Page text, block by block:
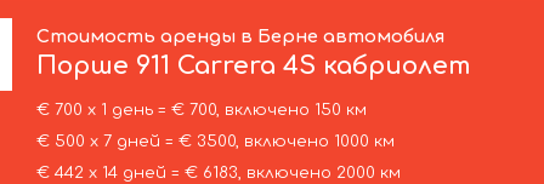
Стоимость аренды в Берне автомобиля
Порше 911 Carrera 4S кабриолет
€ 700 х 1 день = € 700, включено 150 км
€ 500 х 7 дней = € 3500, включено 1000 км
€ 442 х 14 дней = € 6183, включено 2000 км